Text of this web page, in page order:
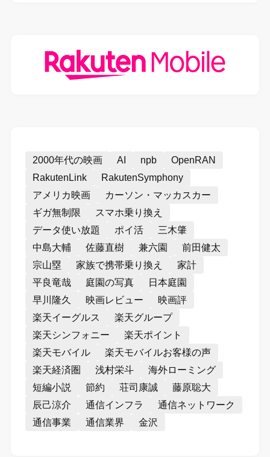
2000年代の映画 AI npb
OpenRAN
RakutenLink
RakutenSymphony
アメリカ映画
カーソン・マッカスカー
ギガ無制限
スマホ乗り換え
データ使い放題
ポイ活
三木肇
中島大輔
佐藤直樹 兼六園
前田健太
宗山塁
家族で携帯乗り換え
家計
平良竜哉
庭園の写真
日本庭園
早川隆久
映画レビュー
映画評
楽天イーグルス
楽天グループ
楽天シンフォニー
楽天ポイント
楽天モバイル
楽天モバイルお客様の声
楽天経済圏
浅村栄斗
海外ローミング
短編小説
節約 荘司康誠
藤原聡大
辰己涼介
通信インフラ
通信ネットワーク
通信事業
通信業界 金沢